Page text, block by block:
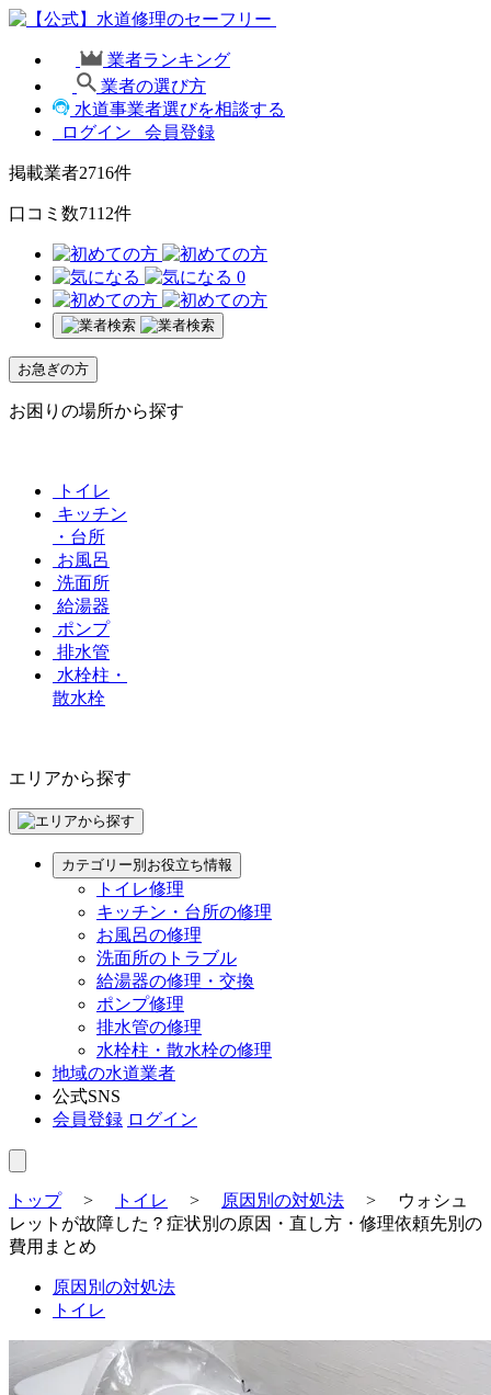
業者ランキング
業者の選び方
水道事業者選びを相談する
ログイン
会員登録
掲載業者2716件
口コミ数7112件
0
お急ぎの方
お困りの場所から探す
トイレ
キッチン
・台所
お風呂
洗面所
給湯器
ポンプ
排水管
水栓柱・
散水栓
エリアから探す
カテゴリー別お役立ち情報
トイレ修理
キッチン・台所の修理
お風呂の修理
洗面所のトラブル
給湯器の修理・交換
ポンプ修理
排水管の修理
水栓柱・散水栓の修理
地域の水道業者
公式SNS
会員登録 ログイン
トップ> トイレ > 原因別の対処法 >
ウォシュ
レットが故障した？症状別の原因・直し方・修理依頼先別の
費用まとめ
原因別の対処法
トイレ